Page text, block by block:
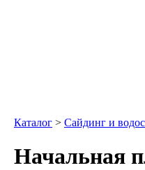
Каталог > Сайдинг и
Начальная